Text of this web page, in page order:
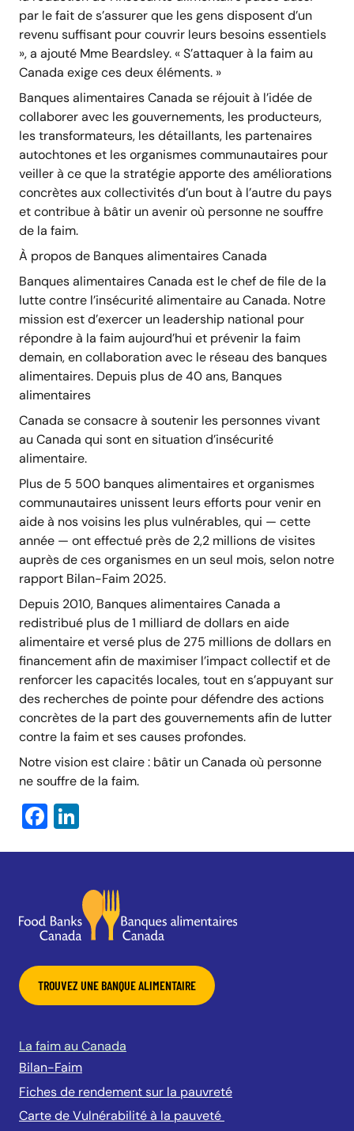
par le fait de s’assurer que les gens disposent d’un
revenu suffisant pour couvrir leurs besoins essentiels
», a ajouté Mme Beardsley. « S’attaquer à la faim au
Canada exige ces deux éléments. »
Banques alimentaires Canada se réjouit à l’idée de
collaborer avec les gouvernements, les producteurs,
les transformateurs, les détaillants, les partenaires
autochtones et les organismes communautaires pour
veiller à ce que la stratégie apporte des améliorations
concrètes aux collectivités d’un bout à l’autre du pays
et contribue à bâtir un avenir où personne ne souffre
de la faim.
À propos de Banques alimentaires Canada
Banques alimentaires Canada est le chef de file de la
lutte contre l’insécurité alimentaire au Canada. Notre
mission est d’exercer un leadership national pour
répondre à la faim aujourd’hui et prévenir la faim
demain, en collaboration avec le réseau des banques
alimentaires. Depuis plus de 40 ans, Banques
alimentaires
Canada se consacre à soutenir les personnes vivant
au Canada qui sont en situation d’insécurité
alimentaire.
Plus de 5 500 banques alimentaires et organismes
communautaires unissent leurs efforts pour venir en
aide à nos voisins les plus vulnérables, qui — cette
année — ont effectué près de 2,2 millions de visites
auprès de ces organismes en un seul mois, selon notre
rapport Bilan-Faim 2025.
Depuis 2010, Banques alimentaires Canada a
redistribué plus de 1 milliard de dollars en aide
alimentaire et versé plus de 275 millions de dollars en
financement afin de maximiser l’impact collectif et de
renforcer les capacités locales, tout en s’appuyant sur
des recherches de pointe pour défendre des actions
concrètes de la part des gouvernements afin de lutter
contre la faim et ses causes profondes.
Notre vision est claire : bâtir un Canada où personne
ne souffre de la faim.
Facebook
TROUVEZ UNE BANQUE ALIMENTAIRE
La faim au Canada
Bilan-Faim
Fiches de rendement sur la pauvreté
Carte de Vulnérabilité à la pauveté